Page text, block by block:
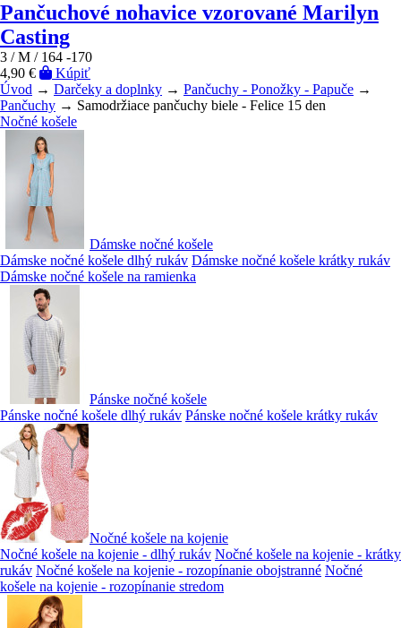
Pančuchové nohavice vzorované Marilyn
Casting
3 / M / 164 -170
4,90 €
Kúpiť
Úvod → Darčeky a doplnky → Pančuchy - Ponožky - Papuče →
Pančuchy → Samodržiace pančuchy biele - Felice 15 den
Nočné košele
Dámske nočné košele
Dámske nočné košele dlhý rukáv Dámske nočné košele krátky rukáv
Dámske nočné košele na ramienka
Pánske nočné košele
Pánske nočné košele dlhý rukáv Pánske nočné košele krátky rukáv
Nočné košele na kojenie
Nočné košele na kojenie - dlhý rukáv Nočné košele na kojenie - krátky
rukáv Nočné košele na kojenie - rozopínanie obojstranné Nočné
košele na kojenie - rozopínanie stredom